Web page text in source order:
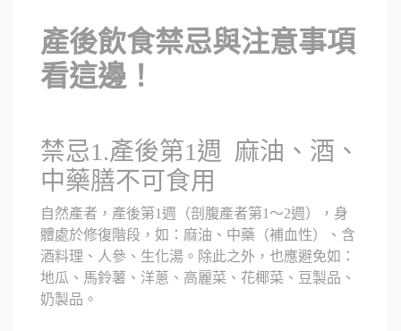
產後飲食禁忌與注意事項
看這邊！
禁忌1.產後第1週 麻油、酒、
中藥膳不可食用
自然產者，產後第1週（剖腹產者第1～2週），身
體處於修復階段，如：麻油、中藥（補血性）、含
酒料理、人參、生化湯。除此之外，也應避免如：
地瓜、馬鈴薯、洋蔥、高麗菜、花椰菜、豆製品、
奶製品。